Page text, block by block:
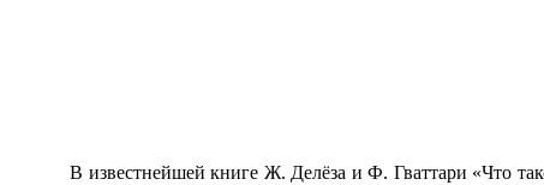
В известнейшей книге Ж. Делёза и Ф. Гваттари «Что